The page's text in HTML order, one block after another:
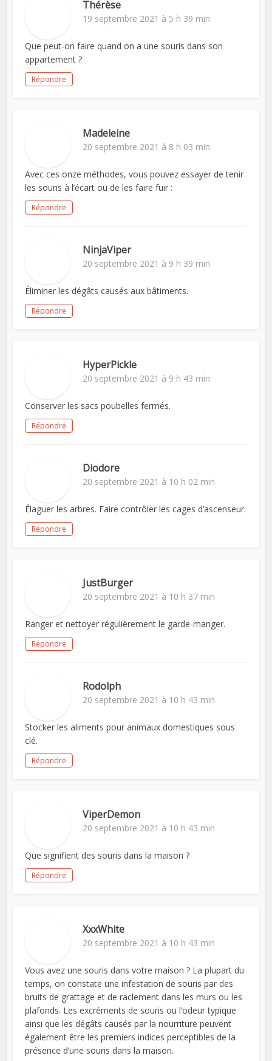
Thérèse
19 septembre 2021 à 5 h 39 min
Que peut-on faire quand on a une souris dans son
appartement ?
Répondre
Madeleine
20 septembre 2021 à 8 h 03 min
Avec ces onze méthodes, vous pouvez essayer de tenir
les souris à l’écart ou de les faire fuir :
Répondre
NinjaViper
20 septembre 2021 à 9 h 39 min
Éliminer les dégâts causés aux bâtiments.
Répondre
HyperPickle
20 septembre 2021 à 9 h 43 min
Conserver les sacs poubelles fermés.
Répondre
Diodore
20 septembre 2021 à 10 h 02 min
Élaguer les arbres. Faire contrôler les cages d’ascenseur.
Répondre
JustBurger
20 septembre 2021 à 10 h 37 min
Ranger et nettoyer régulièrement le garde-manger.
Répondre
Rodolph
20 septembre 2021 à 10 h 43 min
Stocker les aliments pour animaux domestiques sous
clé.
Répondre
ViperDemon
20 septembre 2021 à 10 h 43 min
Que signifient des souris dans la maison ?
Répondre
XxxWhite
20 septembre 2021 à 10 h 43 min
Vous avez une souris dans votre maison ? La plupart du
temps, on constate une infestation de souris par des
bruits de grattage et de raclement dans les murs ou les
plafonds. Les excréments de souris ou l’odeur typique
ainsi que les dégâts causés par la nourriture peuvent
également être les premiers indices perceptibles de la
présence d’une souris dans la maison.